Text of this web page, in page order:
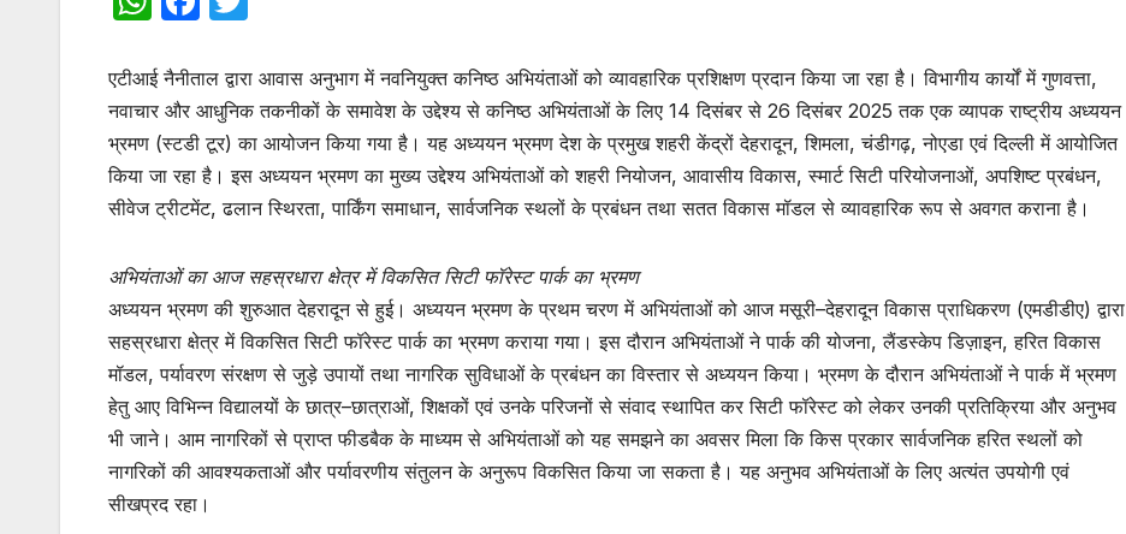
at
s
A
p
p
c
e
b
o
o
k
itt
er
एटीआई नैनीताल द्वारा आवास अनुभाग में नवनियुक्त कनिष्ठ अभियंताओं को व्यावहारिक प्रशिक्षण प्रदान किया जा रहा है। विभागीय कार्यों में गुणवत्ता,
नवाचार और आधुनिक तकनीकों के समावेश के उद्देश्य से कनिष्ठ अभियंताओं के लिए 14 दिसंबर से 26 दिसंबर 2025 तक एक व्यापक राष्ट्रीय अध्ययन
भ्रमण (स्टडी टूर) का आयोजन किया गया है। यह अध्ययन भ्रमण देश के प्रमुख शहरी केंद्रों देहरादून, शिमला, चंडीगढ़, नोएडा एवं दिल्ली में आयोजित
किया जा रहा है। इस अध्ययन भ्रमण का मुख्य उद्देश्य अभियंताओं को शहरी नियोजन, आवासीय विकास, स्मार्ट सिटी परियोजनाओं, अपशिष्ट प्रबंधन,
सीवेज ट्रीटमेंट, ढलान स्थिरता, पार्किंग समाधान, सार्वजनिक स्थलों के प्रबंधन तथा सतत विकास मॉडल से व्यावहारिक रूप से अवगत कराना है।
अभियंताओं का आज सहस्रधारा क्षेत्र में विकसित सिटी फॉरेस्ट पार्क का भ्रमण
अध्ययन भ्रमण की शुरुआत देहरादून से हुई। अध्ययन भ्रमण के प्रथम चरण में अभियंताओं को आज मसूरी–देहरादून विकास प्राधिकरण (एमडीडीए) द्वारा
सहस्रधारा क्षेत्र में विकसित सिटी फॉरेस्ट पार्क का भ्रमण कराया गया। इस दौरान अभियंताओं ने पार्क की योजना, लैंडस्केप डिज़ाइन, हरित विकास
मॉडल, पर्यावरण संरक्षण से जुड़े उपायों तथा नागरिक सुविधाओं के प्रबंधन का विस्तार से अध्ययन किया। भ्रमण के दौरान अभियंताओं ने पार्क में भ्रमण
हेतु आए विभिन्न विद्यालयों के छात्र–छात्राओं, शिक्षकों एवं उनके परिजनों से संवाद स्थापित कर सिटी फॉरेस्ट को लेकर उनकी प्रतिक्रिया और अनुभव
भी जाने। आम नागरिकों से प्राप्त फीडबैक के माध्यम से अभियंताओं को यह समझने का अवसर मिला कि किस प्रकार सार्वजनिक हरित स्थलों को
नागरिकों की आवश्यकताओं और पर्यावरणीय संतुलन के अनुरूप विकसित किया जा सकता है। यह अनुभव अभियंताओं के लिए अत्यंत उपयोगी एवं
सीखप्रद रहा।